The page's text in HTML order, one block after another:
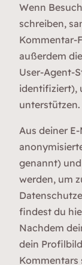
Wenn
schreiben,
Kommentar-
außerdem
User-Agent-
identifiziert),
unterstützen.
Aus deiner
genannt)
werden, um
findest du
Nachdem
dein
Kommentars